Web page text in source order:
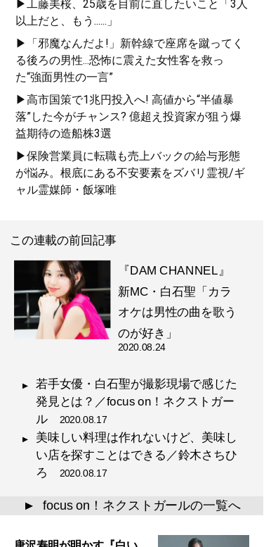
▶工藤美桜、25歳を目前に直したいこと「3人
以上だと、もう......」
▶「邪魔なんだよ!」新幹線で座席を蹴ってく
る後ろの男性...恐怖に震えた女性客を救っ
た“強面男性の一言”
▶高市国策で1兆円投入へ! 高値から“半値暴
落”した今がチャンス? 億超え投資家が狙う爆
益期待の造船株3選
▶保険営業員に転職も売上バックの給与形態
が悩み。根底にある不安要素をズバリ霊視/ギ
ャル霊媒師・飯塚唯
この連載の前回記事
『DAM CHANNEL』
新MC・白石聖「カラ
オケは男性の曲を歌う
のが好き」
2020.08.24
若手女優・白石聖が撮影現場で感じた
発見とは？／focus on！ネクストガー
ル 2020.08.17
美味しい料理は作れないけど、美味し
い店を探すことはできる／鈴木さちひ
ろ 2020.08.17
▲ focus on！ネクストガールの一覧へ